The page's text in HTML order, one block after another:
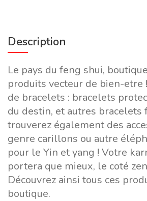
Description
Le pays du feng shui,
produits vecteur de bien-etre
de bracelets : bracelets
du destin, et autres bracelets
trouverez également des
genre carillons ou autre
pour le Yin et yang ! Votre
portera que mieux, le coté
Découvrez ainsi tous ces
boutique.